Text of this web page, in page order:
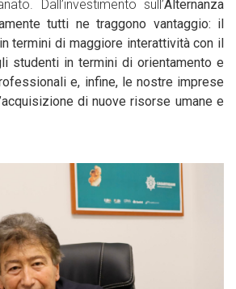
Dall’investimento sull’Alternanza
tutti ne traggono vantaggio: il
termini di maggiore interattività con il
studenti in termini di orientamento e
e, infine, le nostre imprese
di nuove risorse umane e